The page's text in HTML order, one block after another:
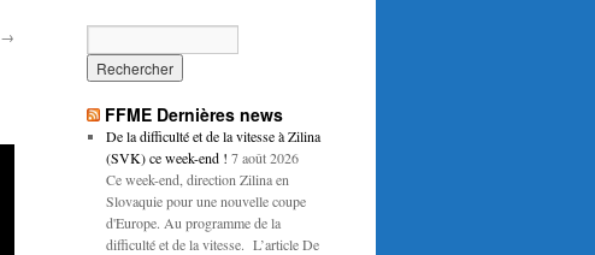
→
FFME Dernières news
De la difficulté et de la vitesse à Zilina
(SVK) ce week-end ! 7 août 2026
Ce week-end, direction Zilina en
Slovaquie pour une nouvelle coupe
d'Europe. Au programme de la
difficulté et de la vitesse. L’article De